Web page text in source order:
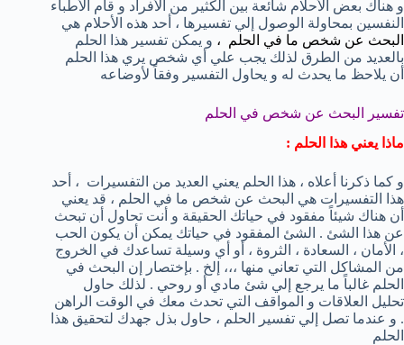
و هناك بعض الأحلام شائعة بين الكثير من الأفراد و قام الأطباء
النفسين بمحاولة الوصول إلي تفسيرها ، أحد هذه الأحلام هي
البحث عن شخص ما في الحلم ، و يمكن تفسير هذا الحلم
بالعديد من الطرق لذلك يجب علي أي شخص يري هذا الحلم
أن يلاحظ ما يحدث له و يحاول التفسير وفقاً لأوضاعه
تفسير البحث عن شخص في الحلم
ماذا يعني هذا الحلم :
و كما ذكرنا أعلاه ، هذا الحلم يعني العديد من التفسيرات ، أحد
هذا التفسيرات هي البحث عن شخص ما في الحلم ، قد يعني
أن هناك شيئاً مفقود في حياتك الحقيقة و أنت تحاول أن تبحث
عن هذا الشئ . الشئ المفقود في حياتك يمكن أن يكون الحب
، الأمان ، السعادة ، الثروة ، أو أي وسيلة تساعدك في الخروج
من المشاكل التي تعاني منها ،،، إلخ . بإختصار إن البحث في
الحلم غالباً ما يرجع إلي شئ مادي أو روحي . لذلك حاول
تحليل العلاقات و المواقف التي تحدث معك في الوقت الراهن
. و عندما تصل إلي تفسير الحلم ، حاول بذل جهدك لتحقيق هذا
الحلم